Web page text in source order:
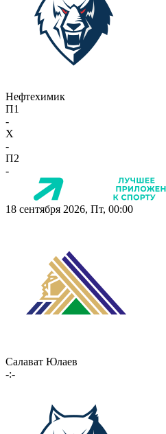
Нефтехимик
П1
-
X
-
П2
-
18 сентября 2026, Пт, 00:00
Салават Юлаев
-:-